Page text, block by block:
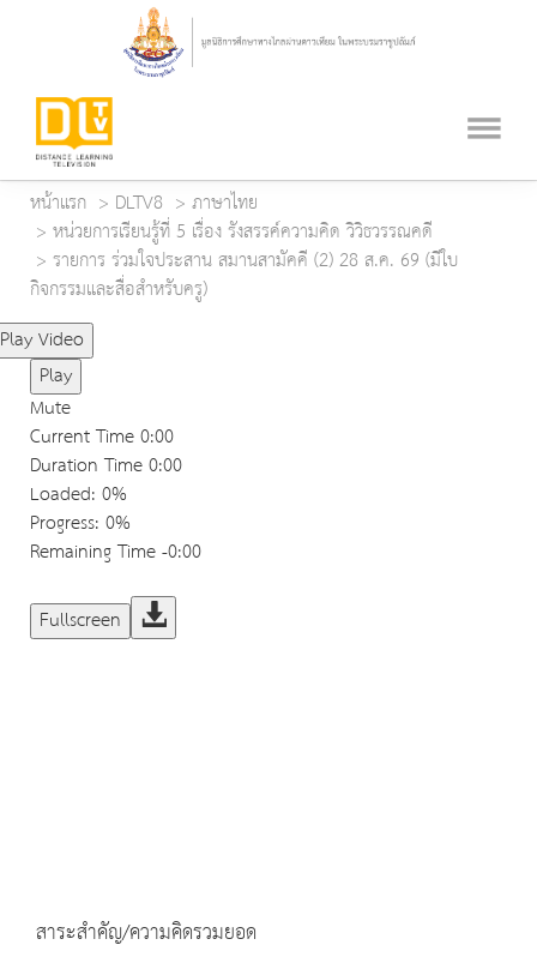
หน้าแรก DLTV8
ภาษาไทย
หน่วยการเรียนรู้ที่ 5 เรื่อง รังสรรค์ความคิด วิวิธวรรณคดี
รายการ ร่วมใจประสาน สมานสามัคคี (2) 28 ส.ค. 69 (มีใบ
กิจกรรมและสื่อสำหรับครู)
Play Video
Play
Mute
Current Time0:00
Duration Time0:00
Loaded: 0%
Progress: 0%
Remaining Time-0:00
Fullscreen
สาระสำคัญ/ความคิดรวมยอด